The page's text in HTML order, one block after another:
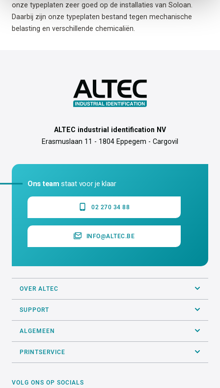
onze typeplaten zeer goed op de installaties van Soloan.
Daarbij zijn onze typeplaten bestand tegen mechanische
belasting en verschillende chemicaliën.
ALTEC industrial identification NV
Erasmuslaan 11 - 1804 Eppegem - Cargovil
Ons team staat voor je klaar
02 270 34 88
INFO@ALTEC.BE
OVER ALTEC
SUPPORT
ALGEMEEN
PRINTSERVICE
VOLG ONS OP SOCIALS